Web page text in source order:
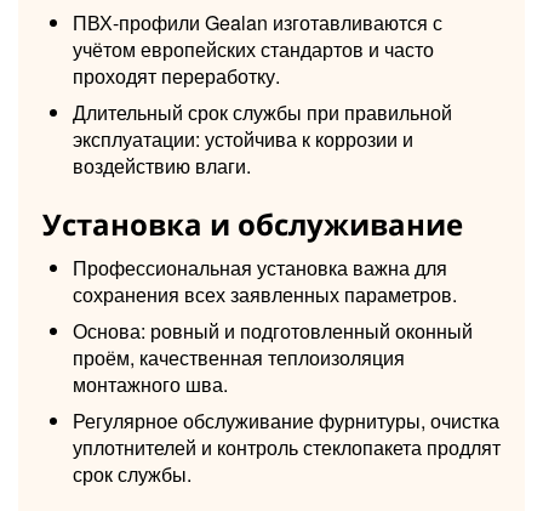
ПВХ-профили Gealan изготавливаются с
учётом европейских стандартов и часто
проходят переработку.
Длительный срок службы при правильной
эксплуатации: устойчива к коррозии и
воздействию влаги.
Установка и обслуживание
Профессиональная установка важна для
сохранения всех заявленных параметров.
Основа: ровный и подготовленный оконный
проём, качественная теплоизоляция
монтажного шва.
Регулярное обслуживание фурнитуры, очистка
уплотнителей и контроль стеклопакета продлят
срок службы.